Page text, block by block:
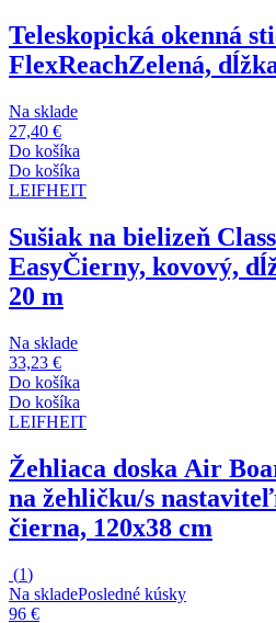
Teleskopická okenná
FlexReachZelená,
Na sklade
27,40 €
Do košíka
Do košíka
LEIFHEIT
Sušiak na bielizeň
EasyČierny, kovový,
20 m
Na sklade
33,23 €
Do košíka
Do košíka
LEIFHEIT
Žehliaca doska Air
na žehličku/s
čierna, 120x38 cm
(1)
Na skladePosledné kúsky
96 €